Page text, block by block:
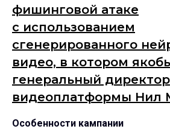
фишинговой атаке
с использованием
сгенерированного
видео, в котором
генеральный директор
видеоплатформы Нил
Особенности кампании